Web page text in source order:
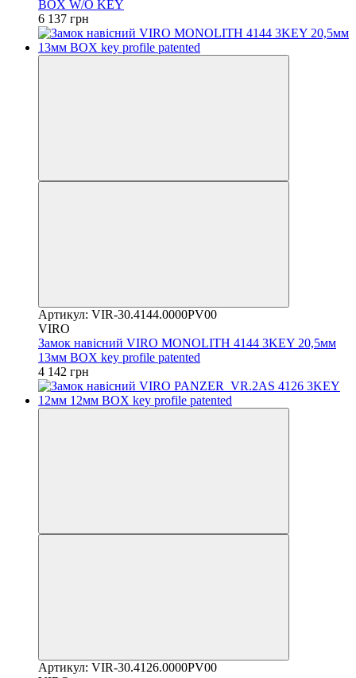
BOX W/O KEY
6 137 грн
Артикул: VIR-30.4144.0000PV00
VIRO
Замок навісний VIRO MONOLITH 4144 3KEY 20,5мм
13мм BOX key profile patented
4 142 грн
Артикул: VIR-30.4126.0000PV00